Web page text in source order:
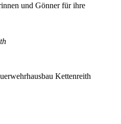
und Gönner für ihre
Kettenreith